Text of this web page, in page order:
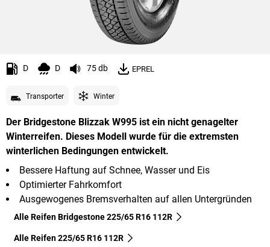
D D 75 db EPREL
Transporter Winter
Der Bridgestone Blizzak W995 ist ein nicht genagelter
Winterreifen. Dieses Modell wurde für die extremsten
winterlichen Bedingungen entwickelt.
Bessere Haftung auf Schnee, Wasser und Eis
Optimierter Fahrkomfort
Ausgewogenes Bremsverhalten auf allen Untergründen
Alle Reifen Bridgestone 225/65 R16 112R
Alle Reifen‎ 225/65 R16 112R